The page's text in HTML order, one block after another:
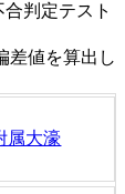
判定テスト
差値を算出し
属大濠